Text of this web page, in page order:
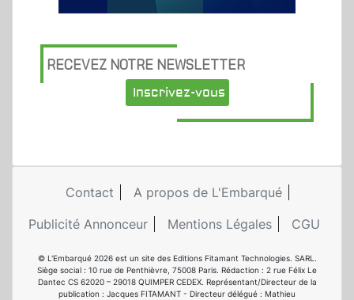
RECEVEZ NOTRE NEWSLETTER
Inscrivez-vous
Contact
A propos de L'Embarqué
Publicité Annonceur
Mentions Légales CGU
© L'Embarqué 2026 est un site des Editions Fitamant Technologies. SARL.
Siège social : 10 rue de Penthièvre, 75008 Paris. Rédaction : 2 rue Félix Le
Dantec CS 62020 – 29018 QUIMPER CEDEX. Représentant/Directeur de la
publication : Jacques FITAMANT - Directeur délégué : Mathieu